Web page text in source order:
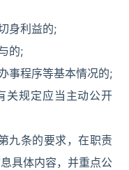
身利益的;
的;
事程序等基本情况的;
关规定应当主动公开
九条的要求，在职责
具体内容，并重点公